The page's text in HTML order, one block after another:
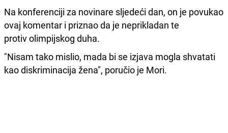
Na konferenciji za novinare sljedeći dan, on je povukao
ovaj komentar i priznao da je neprikladan te
protivolimpijskog duha.
"Nisam tako mislio, mada bi se izjava mogla shvatati
kao diskriminacija žena", poručio je Mori.